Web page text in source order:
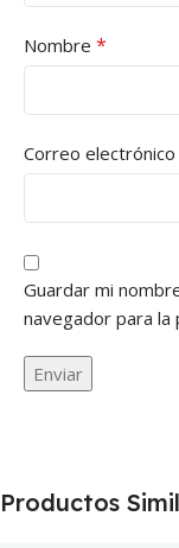
Nombre *
Correo electrónico
Guardar mi
navegador para la
Productos